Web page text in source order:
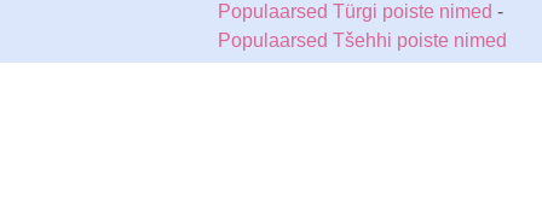
Populaarsed Türgi poiste nimed -
Populaarsed Tšehhi poiste nimed